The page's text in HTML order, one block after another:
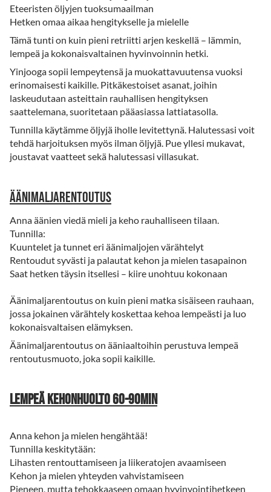
Eteeristen öljyjen tuoksumaailman
Hetken omaa aikaa hengitykselle ja mielelle
Tämä tunti on kuin pieni retriitti arjen keskellä – lämmin,
lempeä ja kokonaisvaltainen hyvinvoinnin hetki.
Yinjooga sopii lempeytensä ja muokattavuutensa vuoksi
erinomaisesti kaikille. Pitkäkestoiset asanat, joihin
laskeudutaan asteittain rauhallisen hengityksen
saattelemana, suoritetaan pääasiassa lattiatasolla.
Tunnilla käytämme öljyjä iholle levitettynä. Halutessasi voit
tehdä harjoituksen myös ilman öljyjä. Pue yllesi mukavat,
joustavat vaatteet sekä halutessasi villasukat.
Äänimaljarentoutus
Anna äänien viedä mieli ja keho rauhalliseen tilaan.
Tunnilla:
Kuuntelet ja tunnet eri äänimaljojen värähtelyt
Rentoudut syvästi ja palautat kehon ja mielen tasapainon
Saat hetken täysin itsellesi – kiire unohtuu kokonaan
Äänimaljarentoutus on kuin pieni matka sisäiseen rauhaan,
jossa jokainen värähtely koskettaa kehoa lempeästi ja luo
kokonaisvaltaisen elämyksen.
Äänimaljarentoutus on ääniaaltoihin perustuva lempeä
rentoutusmuoto, joka sopii kaikille.
Lempeä kehonhuolto 60-90min
Anna kehon ja mielen hengähtää!
Tunnilla keskitytään:
Lihasten rentouttamiseen ja liikeratojen avaamiseen
Kehon ja mielen yhteyden vahvistamiseen
Pieneen, mutta tehokkaaseen omaan hyvinvointihetkeen